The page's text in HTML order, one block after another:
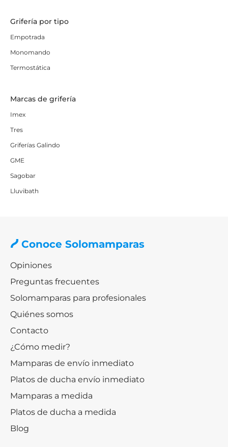
Grifería por tipo
Empotrada
Monomando
Termostática
Marcas de grifería
Imex
Tres
Griferías Galindo
GME
Sagobar
Lluvibath
Conoce Solomamparas
Opiniones
Preguntas frecuentes
Solomamparas para profesionales
Quiénes somos
Contacto
¿Cómo medir?
Mamparas de envío inmediato
Platos de ducha envío inmediato
Mamparas a medida
Platos de ducha a medida
Blog